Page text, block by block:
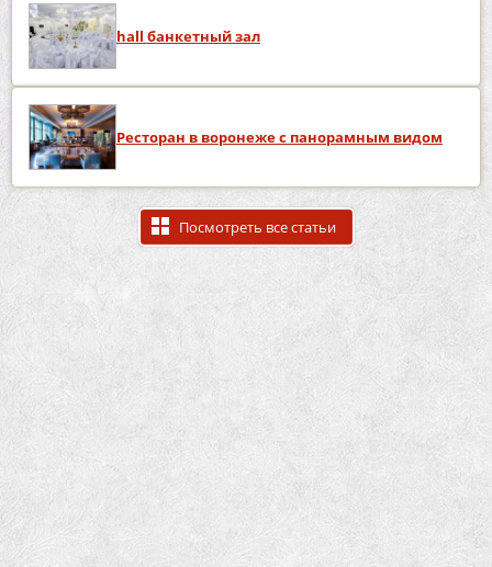
hall банкетный зал
Ресторан в воронеже с панорамным видом
Посмотреть все статьи